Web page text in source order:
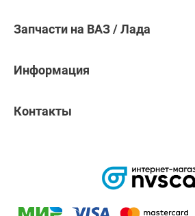
Запчасти на ВАЗ / Лада
Информация
Контакты